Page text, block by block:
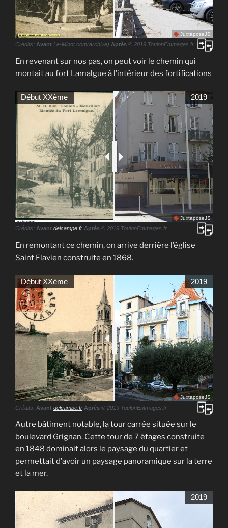
JuxtaposeJS
Crédits: Avant Le-Minot.com(archive) Après © 2019 ToulonEnImages.fr
En revenant sur nos pas, on peut voir le chemin qui
montait au fort Lamalgue à l’intérieur des fortifications
Début XXème 2019
JuxtaposeJS
Crédits: Avant delcampe.fr Après © 2019 ToulonEnImages.fr
En remontant ce chemin, on arrive derrière l’église
Saint Flavien construite en 1868.
Début XXème 2019
JuxtaposeJS
Crédits: Avant delcampe.fr Après © 2019 ToulonEnImages.fr
Autre bâtiment notable, la tour carrée située sur le
boulevard Grignan. Cette tour de 7 étages construite
en 1848 dominait alors le paysage du quartier et
permettait d’avoir un paysage panoramique sur la terre
et la mer.
2019